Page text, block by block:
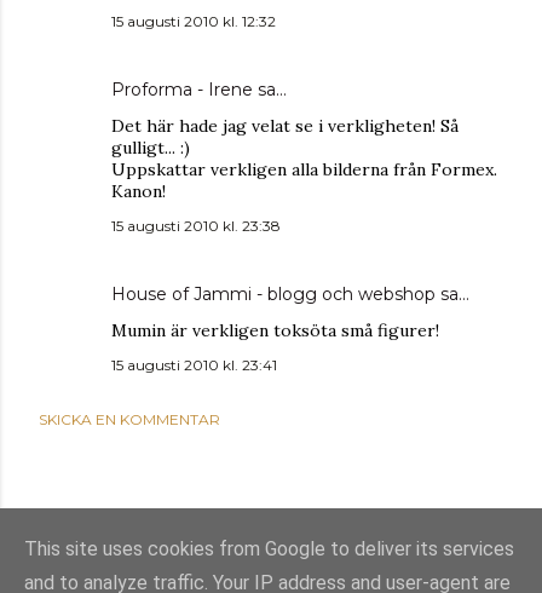
15 augusti 2010 kl. 12:32
Proforma - Irene sa…
Det här hade jag velat se i verkligheten! Så
gulligt... :)
Uppskattar verkligen alla bilderna från Formex.
Kanon!
15 augusti 2010 kl. 23:38
House of Jammi - blogg och webshop sa…
Mumin är verkligen toksöta små figurer!
15 augusti 2010 kl. 23:41
SKICKA EN KOMMENTAR
This site uses cookies from Google to deliver its services
and to analyze traffic. Your IP address and user-agent are